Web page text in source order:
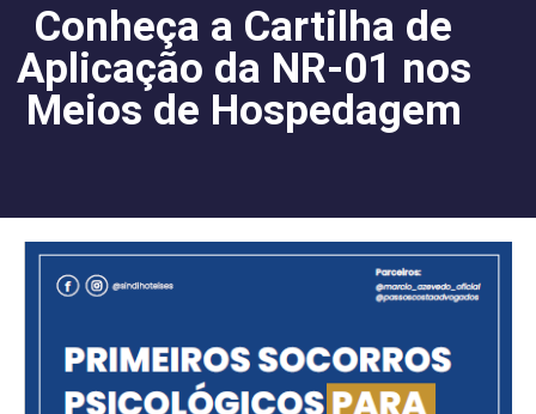
Conheça a Cartilha de
Aplicação da NR-01 nos
Meios de Hospedagem